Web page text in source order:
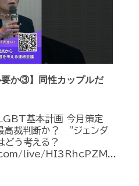
要か③】同性カップルだ
基本計画 今月策定
裁判断か？ ”ジェンダ
う考える？
live/HI3RhcPZM...